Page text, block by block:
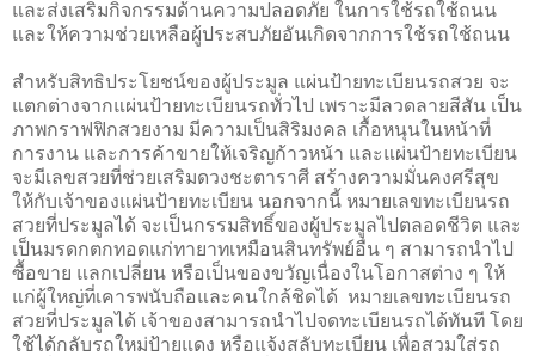
และส่งเสริมกิจกรรมด้านความปลอดภัย ในการใช้รถใช้ถนน
และให้ความช่วยเหลือผู้ประสบภัยอันเกิดจากการใช้รถใช้ถนน
สำหรับสิทธิประโยชน์ของผู้ประมูล แผ่นป้ายทะเบียนรถสวย จะ
แตกต่างจากแผ่นป้ายทะเบียนรถทั่วไป เพราะมีลวดลายสีสัน เป็น
ภาพกราฟฟิกสวยงาม มีความเป็นสิริมงคล เกื้อหนุนในหน้าที่
การงาน และการค้าขายให้เจริญก้าวหน้า และแผ่นป้ายทะเบียน
จะมีเลขสวยที่ช่วยเสริมดวงชะตาราศี สร้างความมั่นคงศรีสุข
ให้กับเจ้าของแผ่นป้ายทะเบียน นอกจากนี้ หมายเลขทะเบียนรถ
สวยที่ประมูลได้ จะเป็นกรรมสิทธิ์ของผู้ประมูลไปตลอดชีวิต และ
เป็นมรดกตกทอดแก่ทายาทเหมือนสินทรัพย์อื่น ๆ สามารถนำไป
ซื้อขาย แลกเปลี่ยน หรือเป็นของขวัญเนื่องในโอกาสต่าง ๆ ให้
แก่ผู้ใหญ่ที่เคารพนับถือและคนใกล้ชิดได้ หมายเลขทะเบียนรถ
สวยที่ประมูลได้ เจ้าของสามารถนำไปจดทะเบียนรถได้ทันที โดย
ใช้ได้กลับรถใหม่ป้ายแดง หรือแจ้งสลับทะเบียน เพื่อสวมใส่รถ